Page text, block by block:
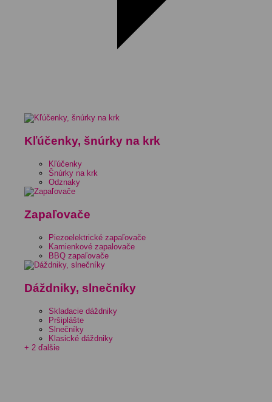
Kľúčenky, šnúrky na krk
Kľúčenky
Šnúrky na krk
Odznaky
Zapaľovače
Piezoelektrické zapaľovače
Kamienkové zapalovače
BBQ zapaľovače
Dáždniky, slnečníky
Skladacie dáždniky
Pršiplášte
Slnečníky
Klasické dáždniky
+ 2 ďalšie